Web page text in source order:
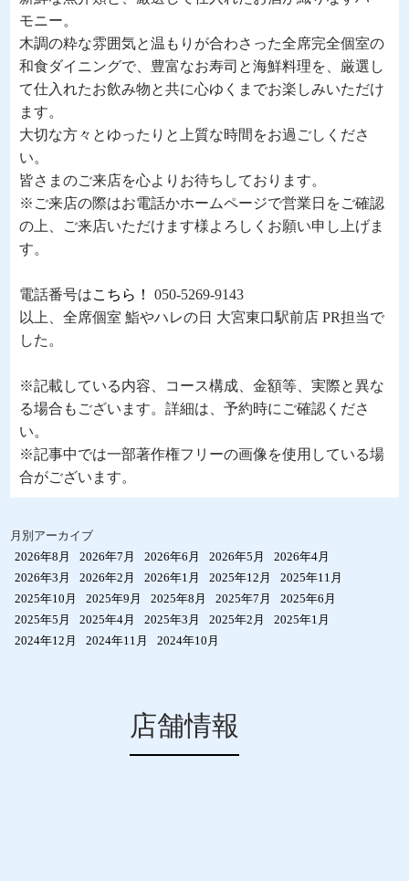
モニー。
木調の粋な雰囲気と温もりが合わさった全席完全個室の
和食ダイニングで、豊富なお寿司と海鮮料理を、厳選し
て仕入れたお飲み物と共に心ゆくまでお楽しみいただけ
ます。
大切な方々とゆったりと上質な時間をお過ごしくださ
い。
皆さまのご来店を心よりお待ちしております。
※ご来店の際はお電話かホームページで営業日をご確認
の上、ご来店いただけます様よろしくお願い申し上げま
す。
電話番号はこちら！
050-5269-9143
以上、全席個室 鮨やハレの日 大宮東口駅前店 PR担当で
した。
※記載している内容、コース構成、金額等、実際と異な
る場合もございます。詳細は、予約時にご確認くださ
い。
※記事中では一部著作権フリーの画像を使用している場
合がございます。
月別アーカイブ
2026年8月
2026年7月 2026年6月 2026年5月
2026年4月
2026年3月
2026年2月 2026年1月 2025年12月
2025年11月
2025年10月
2025年9月 2025年8月 2025年7月
2025年6月
2025年5月
2025年4月 2025年3月 2025年2月
2025年1月
2024年12月
2024年11月 2024年10月
店舗情報